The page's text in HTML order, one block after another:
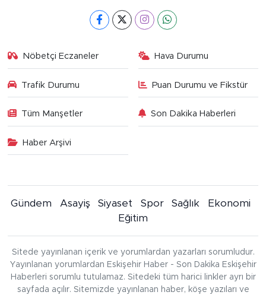
Nöbetçi Eczaneler Hava Durumu
Trafik Durumu Puan Durumu ve Fikstür
Tüm Manşetler Son Dakika Haberleri
Haber Arşivi
Gündem Asayiş Siyaset Spor Sağlık
Ekonomi
Eğitim
Sitede yayınlanan içerik ve yorumlardan yazarları sorumludur.
Yayınlanan yorumlardan Eskişehir Haber - Son Dakika Eskişehir
Haberleri sorumlu tutulamaz. Sitedeki tüm harici linkler ayrı bir
sayfada açılır. Sitemizde yayınlanan haber, köşe yazıları ve